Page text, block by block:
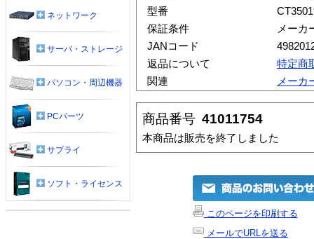
型番
保証条件
メーカ
JANコード
返品について
特定商
関連
メーカ
商品番号 41011754
本商品は販売を終了しました
このページを印刷する
メールでURLを送る
ネットワーク
サーバ・ストレージ
パソコン・周辺機器
PCパーツ
サプライ
ソフト・ライセンス